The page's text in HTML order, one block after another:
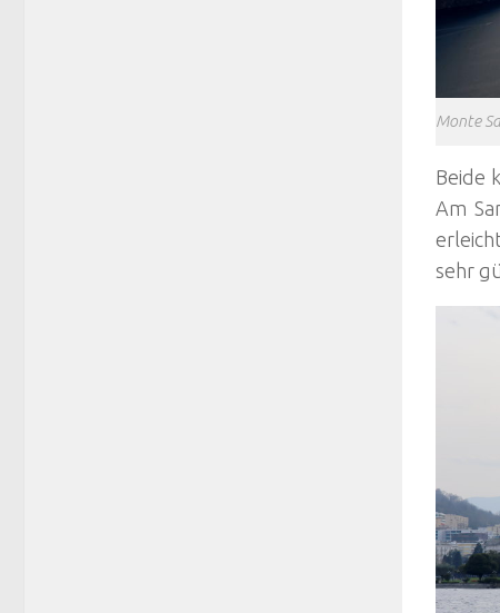
Monte
Beide
Am
sehr